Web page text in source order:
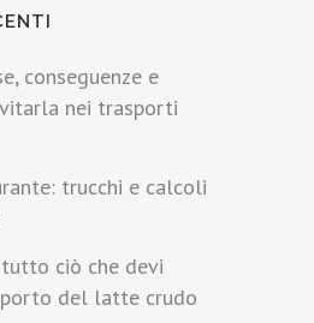
conseguenze e
nei trasporti
trucchi e calcoli
ciò che devi
del latte crudo